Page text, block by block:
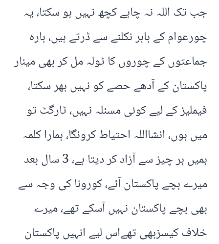
جب تک اللہ نہ چاہے کچھ نہیں ہو سکتا، یہ
چورعوام کے باہر نکلنے سے ڈرتے ہیں، بارہ
جماعتوں کے چوروں کا ٹولہ مل کر بھی مینار
پاکستان کے آدھے حصے کو نہیں بھر سکتا،
فیملیز کے لیے کوئی مسئلہ نہیں، ٹارگٹ تو
میں ہوں، انشااللہ احتیاط کرونگا، ہمارا کلمہ
ہمیں ہر چیز سے آزاد کر دیتا ہے، 3 سال بعد
میرے بچے پاکستان آئے، کورونا کی وجہ سے
بھی بچے پاکستان نہیں آسکے تھے، میرے
خلاف کیسزبھی تھےاس لیے انہیں پاکستان